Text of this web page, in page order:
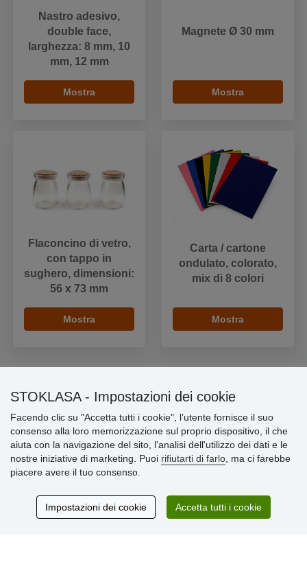
Nastro adesivo,
double face,
larghezza: 8 mm, 10
mm, 12 mm
Mostra
Magnete Ø 30 mm
Mostra
Flaconcino di vetro,
con tappo in
sughero, dimensioni:
56 x 73 mm
Mostra
Carta / cartone
ondulato, colorato,
mix di 8 colori
Mostra
» Impostazioni dei cookie
» Termini & Condizioni
» Informativa sulla Privacy
» Consegna e pagamento
» Programma fedeltà
STOKLASA - Impostazioni dei cookie
Facendo clic su "Accetta tutti i cookie", l’utente fornisce il suo
consenso alla loro memorizzazione sul proprio dispositivo, il che
aiuta con la navigazione del sito, l'analisi dell'utilizzo dei dati e le
nostre iniziative di marketing. Puoi rifiutarti di farlo , ma ci farebbe
piacere avere il tuo consenso.
Impostazioni dei cookie Accetta tutti i cookie